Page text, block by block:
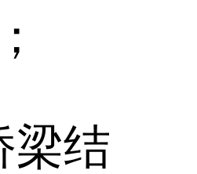
梁结